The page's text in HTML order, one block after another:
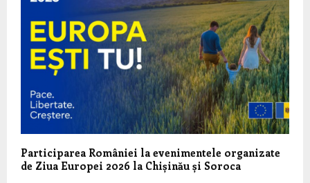
Participarea României la evenimentele organizate
de Ziua Europei 2026 la Chișinău și Soroca